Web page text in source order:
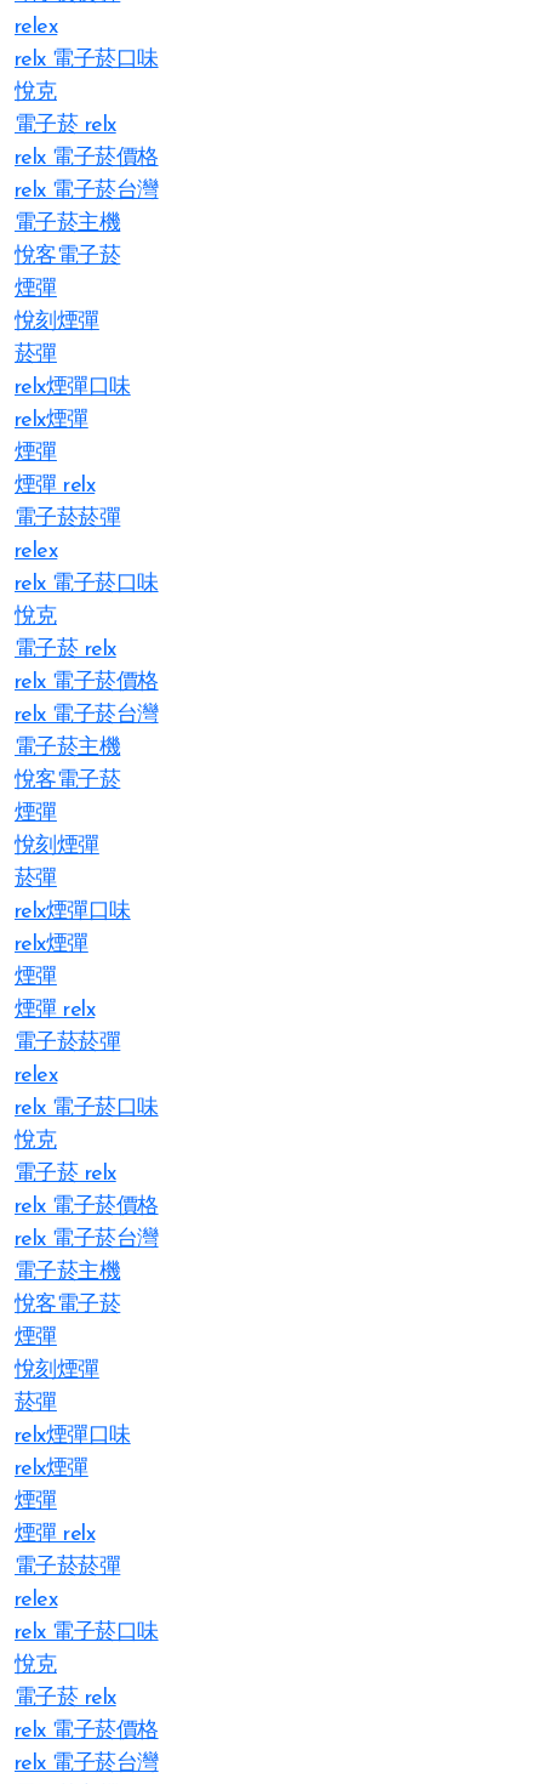
relex
relx 電子菸口味
悅克
電子菸 relx
relx 電子菸價格
relx 電子菸台灣
電子菸主機
悅客電子菸
煙彈
悅刻煙彈
菸彈
relx煙彈口味
relx煙彈
煙彈
煙彈 relx
電子菸菸彈
relex
relx 電子菸口味
悅克
電子菸 relx
relx 電子菸價格
relx 電子菸台灣
電子菸主機
悅客電子菸
煙彈
悅刻煙彈
菸彈
relx煙彈口味
relx煙彈
煙彈
煙彈 relx
電子菸菸彈
relex
relx 電子菸口味
悅克
電子菸 relx
relx 電子菸價格
relx 電子菸台灣
電子菸主機
悅客電子菸
煙彈
悅刻煙彈
菸彈
relx煙彈口味
relx煙彈
煙彈
煙彈 relx
電子菸菸彈
relex
relx 電子菸口味
悅克
電子菸 relx
relx 電子菸價格
relx 電子菸台灣